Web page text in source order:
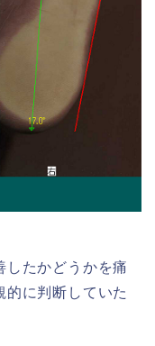
したかどうかを痛
に判断していた